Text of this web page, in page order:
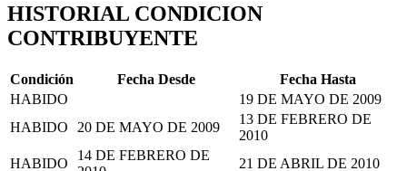
HISTORIAL CONDICION
CONTRIBUYENTE
Condición Fecha Desde
Fecha Hasta
HABIDO
19 DE MAYO DE 2009
HABIDO
20 DE MAYO DE 2009
13 DE FEBRERO DE
2010
HABIDO
14 DE FEBRERO DE
21 DE ABRIL DE 2010